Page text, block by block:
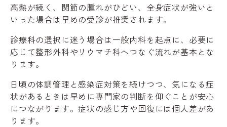
高熱が続く、関節の腫れがひどい、全身症状が強いと
いった場合は早めの受診が推奨されます。
診療科の選択に迷う場合は一般内科を起点に、必要に
応じて整形外科やリウマチ科へつなぐ流れが基本とな
ります。
日頃の体調管理と感染症対策を続けつつ、気になる症
状があるときは早めに専門家の判断を仰ぐことが安心
につながります。症状の感じ方や回復には個人差があ
ります。